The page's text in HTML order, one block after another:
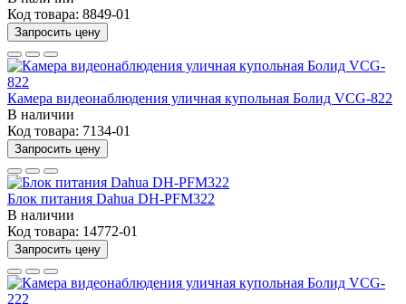
Код товара: 8849-01
Запросить цену
Камера видеонаблюдения уличная купольная Болид VCG-822
В наличии
Код товара: 7134-01
Запросить цену
Блок питания Dahua DH-PFM322
В наличии
Код товара: 14772-01
Запросить цену